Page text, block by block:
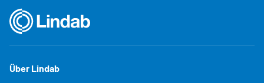
Über Lindab